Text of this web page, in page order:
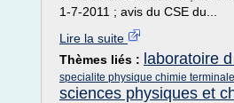
1-7-2011 ; avis du CSE du...
Lire la suite
Thèmes liés : laboratoire
specialite physique chimie
sciences physiques et